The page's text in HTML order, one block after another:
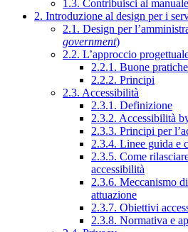
1.3. Contribuisci al manuale
2. Introduzione al design per i
2.1. Design per
government)
2.2. L’approccio
2.2.1. Buone pratiche
2.2.2. Principi
2.3. Accessibilità
2.3.1. Definizione
2.3.2. Accessibilità
2.3.3. Principi per
2.3.4. Linee guida e
2.3.5. Come
accessibilità
2.3.6. Meccanismo
attuazione
2.3.7. Obiettivi
2.3.8. Normativa e